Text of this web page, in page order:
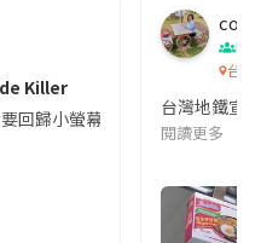
Killer
回歸小螢幕啦!這次的劇本改編
co
吹
台灣
台灣地鐵宣
閱讀更多